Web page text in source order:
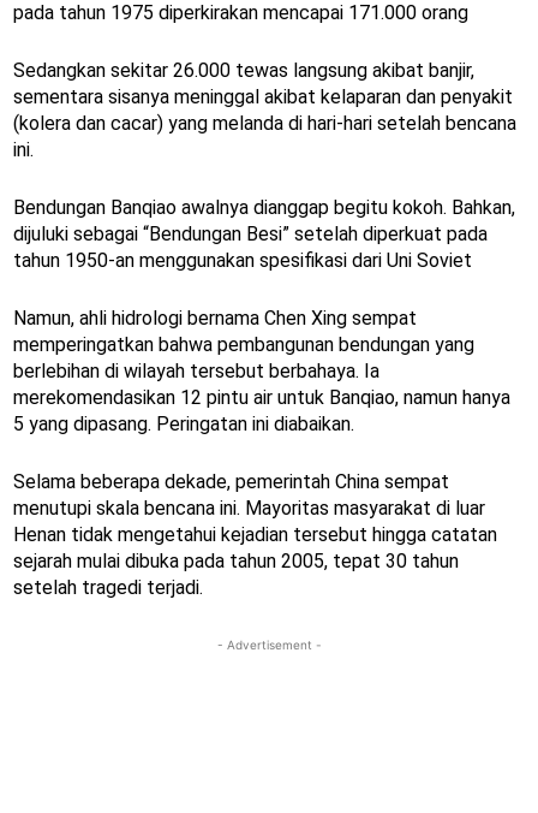
pada tahun 1975 diperkirakan mencapai 171.000 orang
Sedangkan sekitar 26.000 tewas langsung akibat banjir,
sementara sisanya meninggal akibat kelaparan dan penyakit
(kolera dan cacar) yang melanda di hari-hari setelah bencana
ini.
Bendungan Banqiao awalnya dianggap begitu kokoh. Bahkan,
dijuluki sebagai “Bendungan Besi” setelah diperkuat pada
tahun 1950-an menggunakan spesifikasi dari Uni Soviet
Namun, ahli hidrologi bernama Chen Xing sempat
memperingatkan bahwa pembangunan bendungan yang
berlebihan di wilayah tersebut berbahaya. Ia
merekomendasikan 12 pintu air untuk Banqiao, namun hanya
5 yang dipasang. Peringatan ini diabaikan.
Selama beberapa dekade, pemerintah China sempat
menutupi skala bencana ini. Mayoritas masyarakat di luar
Henan tidak mengetahui kejadian tersebut hingga catatan
sejarah mulai dibuka pada tahun 2005, tepat 30 tahun
setelah tragedi terjadi.
- Advertisement -